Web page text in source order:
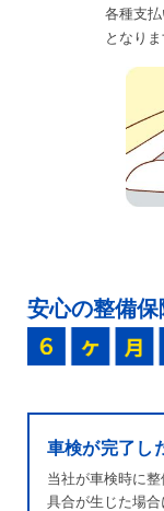
各種支
となりま
安心の整備保
車検が完了し
当社が車検時に
具合が生じた場合